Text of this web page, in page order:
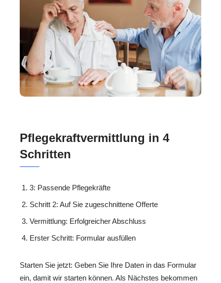
Pflegekraftvermittlung in 4
Schritten
3: Passende Pflegekräfte
Schritt 2: Auf Sie zugeschnittene Offerte
Vermittlung: Erfolgreicher Abschluss
Erster Schritt: Formular ausfüllen
Starten Sie jetzt: Geben Sie Ihre Daten in das Formular
ein, damit wir starten können. Als Nächstes bekommen